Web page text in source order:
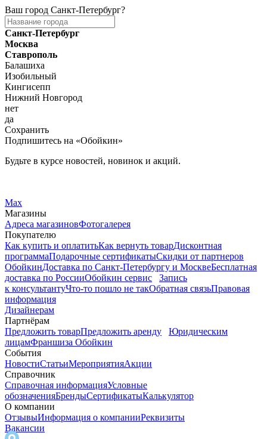
Ваш город Санкт-Петербург?
Санкт-Петербург
Москва
Ставрополь
Балашиха
Изобильный
Кингисепп
Нижний Новгород
нет
да
Сохранить
Подпишитесь на «Обойкин»
Будьте в курсе новостей, новинок и акций.
Max
Магазины
Адреса магазиновФотогалерея
Покупателю
Как купить и оплатитьКак вернуть товарДисконтная
программаПодарочные сертификатыСкидки от партнеров
ОбойкинДоставка по Санкт-Петербургу и МосквеБесплатная
доставка по РоссииОбойкин сервис
Запись
к консультантуЧто-то пошло не такОбратная связьПравовая
информация
Дизайнерам
Партнёрам
Предложить товарПредложить аренду
Юридическим
лицамФраншиза Обойкин
События
НовостиСтатьиМероприятияАкции
Справочник
Справочная информацияУсловные
обозначенияБрендыСертификатыКалькулятор
О компании
ОтзывыИнформация о компанииРеквизиты
Вакансии